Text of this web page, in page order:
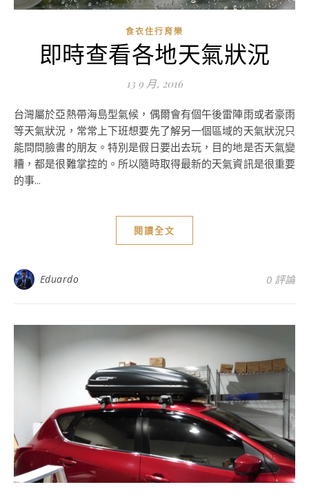
食衣住行育樂
即時查看各地天氣狀況
13 9 月, 2016
台灣屬於亞熱帶海島型氣候，偶爾會有個午後雷陣雨或者豪雨
等天氣狀況，常常上下班想要先了解另一個區域的天氣狀況只
能問問臉書的朋友。特別是假日要出去玩，目的地是否天氣變
糟，都是很難掌控的。所以隨時取得最新的天氣資訊是很重要
的事...
閱讀全文
Eduardo 0 評論